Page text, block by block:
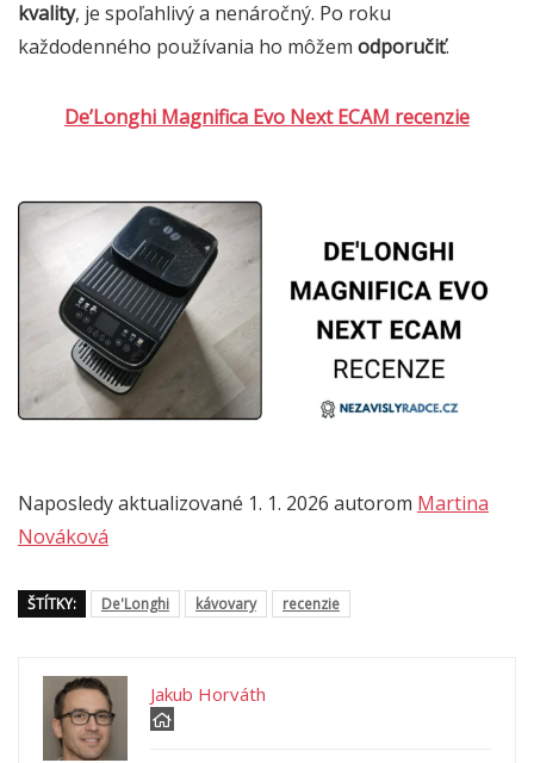
kvality, je spoľahlivý a nenáročný. Po roku
každodenného používania ho môžem odporučiť.
De’Longhi Magnifica Evo Next ECAM recenzie
Naposledy aktualizované 1. 1. 2026 autorom Martina
Nováková
ŠTÍTKY: De'Longhi kávovary recenzie
Jakub Horváth